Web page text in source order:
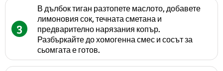
3
В дълбок тиган разтопете маслото, добавете
лимоновия сок, течната сметана и
предварително нарязания копър.
Разбъркайте до хомогенна смес и сосът за
сьомгата е готов.